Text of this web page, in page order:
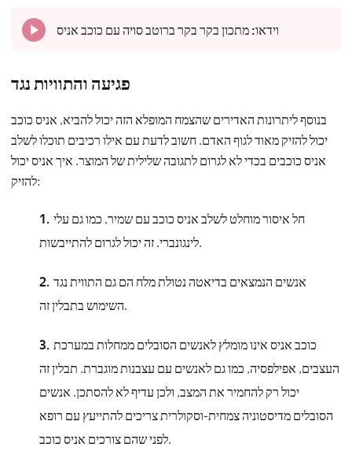
וידאו: מתכון בקר בקר ברוטב סויה עם כוכב אניס
פגיעה והתוויות נגד
בנוסף ליתרונות האדירים שהצמח המופלא הזה יכול להביא, אניס כוכב
יכול להזיק מאוד לגוף האדם. חשוב לדעת עם אילו רכיבים תוכלו לשלב
אניס כוכבים בכדי לא לגרום לתגובה שלילית של המוצר. איך אניס יכול
להזיק:
חל איסור מוחלט לשלב אניס כוכב עם שמיר, כמו גם עלי
לינגונברי. זה יכול לגרום להתייבשות.
אנשים הנמצאים בדיאטה נטולת מלח הם גם התווית נגד
השימוש בתבלין זה.
כוכב אניס אינו מומלץ לאנשים הסובלים ממחלות במערכת
העצבים, אפילפסיה, כמו גם לאנשים עם עצבנות מוגברת. תבלין זה
יכול רק להחמיר את המצב, ולכן עדיף לא להסתכן. אנשים
הסובלים מדיסטוניה צמחית-וסקולרית צריכים להתייעץ עם רופא
לפני שהם צורכים אניס כוכב.